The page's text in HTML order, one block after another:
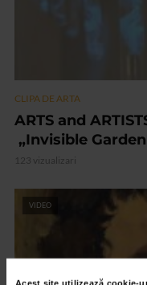
Acest site utilizează cookie-
CLIPA DE ARTA
ARTS and
„Invisible
123 vizualizari
VIDEO